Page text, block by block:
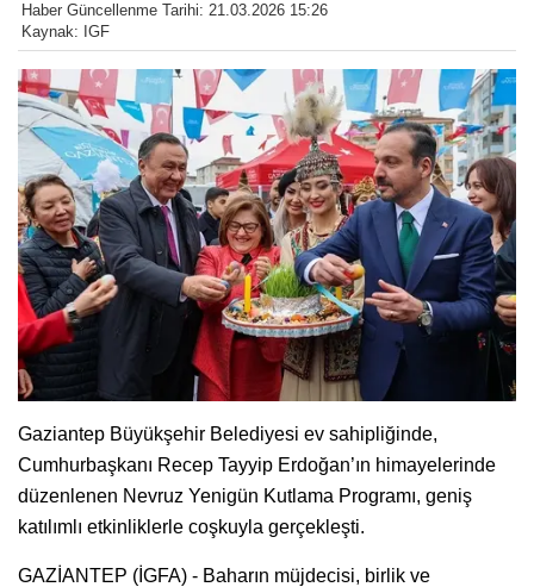
Haber Güncellenme Tarihi: 21.03.2026 15:26
Kaynak: IGF
Gaziantep Büyükşehir Belediyesi ev sahipliğinde,
Cumhurbaşkanı Recep Tayyip Erdoğan’ın himayelerinde
düzenlenen Nevruz Yenigün Kutlama Programı, geniş
katılımlı etkinliklerle coşkuyla gerçekleşti.
GAZİANTEP (İGFA) - Baharın müjdecisi, birlik ve